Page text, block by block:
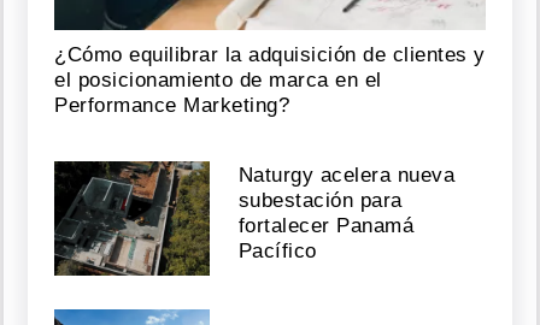
¿Cómo equilibrar la adquisición de clientes y
el posicionamiento de marca en el
Performance Marketing?
Naturgy acelera nueva
subestación para
fortalecer Panamá
Pacífico